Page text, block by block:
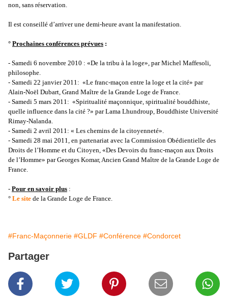
non, sans réservation.
Il est conseillé d’arriver une demi-heure avant la manifestation.
° Prochaines conférences prévues :
- Samedi 6 novembre 2010 : «De la tribu à la loge», par Michel Maffesoli,
philosophe.
- Samedi 22 janvier 2011: «Le franc-maçon entre la loge et la cité» par
Alain-Noël Dubart, Grand Maître de la Grande Loge de France.
- Samedi 5 mars 2011: «Spiritualité maçonnique, spiritualité bouddhiste,
quelle influence dans la cité ?» par Lama Lhundroup, Bouddhiste Université
Rimay-Nalanda.
- Samedi 2 avril 2011: « Les chemins de la citoyenneté».
- Samedi 28 mai 2011, en partenariat avec la Commission Obédientielle des
Droits de l’Homme et du Citoyen, «Des Devoirs du franc-maçon aux Droits
de l’Homme» par Georges Komar, Ancien Grand Maître de la Grande Loge de
France.
- Pour en savoir plus :
° Le site de la Grande Loge de France.
#Franc-Maçonnerie #GLDF #Conférence #Condorcet
Partager